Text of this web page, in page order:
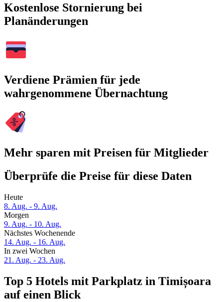
Kostenlose Stornierung bei
Planänderungen
Verdiene Prämien für jede
wahrgenommene Übernachtung
Mehr sparen mit Preisen für Mitglieder
Überprüfe die Preise für diese Daten
Heute
8. Aug. - 9. Aug.
Morgen
9. Aug. - 10. Aug.
Nächstes Wochenende
14. Aug. - 16. Aug.
In zwei Wochen
21. Aug. - 23. Aug.
Top 5 Hotels mit Parkplatz in Timișoara
auf einen Blick